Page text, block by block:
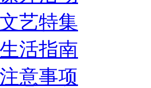
文艺特集
生活指南
注意事项